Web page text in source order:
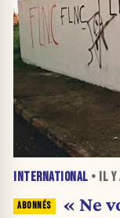
INTERNATIONAL • IL Y
« Ne